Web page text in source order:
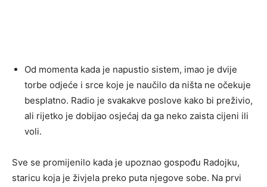
Od momenta kada je napustio sistem, imao je dvije
torbe odjeće i srce koje je naučilo da ništa ne očekuje
besplatno. Radio je svakakve poslove kako bi preživio,
ali rijetko je dobijao osjećaj da ga neko zaista cijeni ili
voli.
Sve se promijenilo kada je upoznao gospođu Radojku,
staricu koja je živjela preko puta njegove sobe. Na prvi